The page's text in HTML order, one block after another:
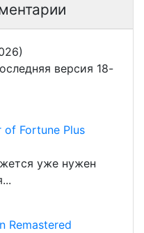
версия 18-
Fortune Plus
уже нужен
Remastered